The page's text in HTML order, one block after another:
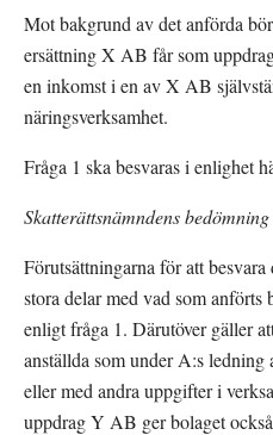
Mot bakgrund av det anförda
ersättning X AB får som
en inkomst i en av X AB
näringsverksamhet.
Fråga 1 ska besvaras i enlighet
Skatterättsnämndens
Förutsättningarna för att besvara
stora delar med vad som
enligt fråga 1. Därutöver gäller
anställda som under A:s ledning
eller med andra uppgifter i
uppdrag Y AB ger bolaget